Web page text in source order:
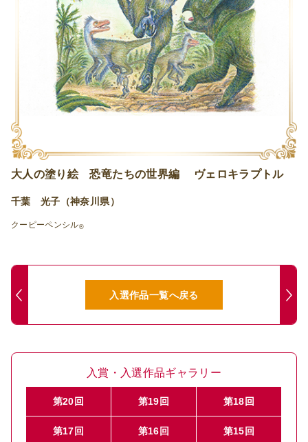
大人の塗り絵 恐竜たちの世界編 ヴェロキラプトル
千葉 光子（神奈川県）
クーピーペンシル®
入選作品一覧へ戻る
入賞・入選作品ギャラリー
第20回 第19回 第18回
第17回 第16回 第15回